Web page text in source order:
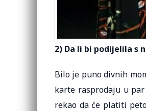
2) Da li bi podijelila s
Bilo je puno divnih
karte rasprodaju u
rekao da će platiti